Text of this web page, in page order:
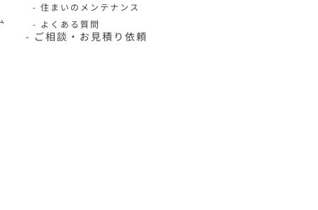
- 住まいのメンテナンス
- よくある質問
- ご相談・お見積り依頼